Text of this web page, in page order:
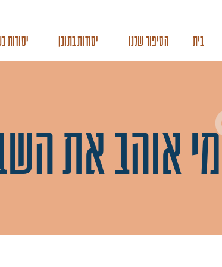
בית הסיפור שלנו יסודות בתוכן יסודות
מי אוהב את